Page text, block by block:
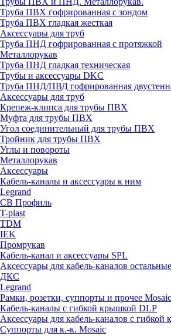
Труба ПВХ гофрированная с зондом
Труба ПВХ гладкая жесткая
Аксессуары для труб
Труба ПНД гофрированная с протяжкой
Металлорукав
Труба ПНД гладкая техническая
Трубы и аксессуары DKC
Труба ПНД/ПВД гофрированная
Аксессуары для труб
Крепеж-клипса для трубы ПВХ
Муфта для трубы ПВХ
Угол соединительный для трубы ПВХ
Тройник для трубы ПВХ
Углы и повороты
Металлорукав
Аксессуары
Кабель-каналы и аксессуары к ним
Legrand
СВ Профиль
T-plast
TDM
IEK
Промрукав
Кабель-канал и аксессуары SPL
Аксессуары для кабель-каналов остальные
ДКС
Legrand
Рамки, розетки, суппорты и прочее Mosaic
Кабель-каналы с гибкой крышкой DLP
Аксессуары для кабель-каналов с
Суппорты для к.-к. Mosaic